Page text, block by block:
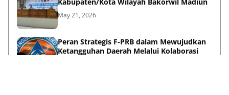
Kabupaten/Kota Wilayah Bakorwil Madiun
May 21, 2026
Peran Strategis F-PRB dalam Mewujudkan
Ketangguhan Daerah Melalui Kolaborasi